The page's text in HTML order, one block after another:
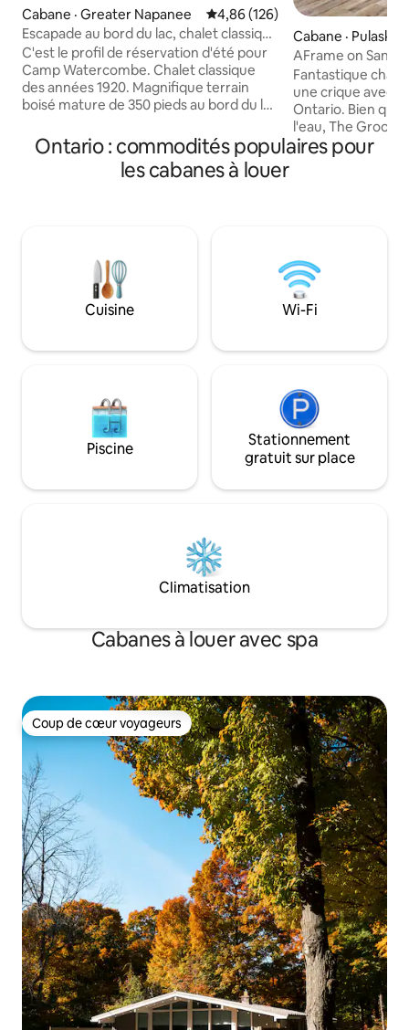
Cabane · Greater Napanee Note moyenne de 4,86 sur 5,
4,86 (126)
Escapade au bord du lac, chalet classique
des années 1920 avec plage
C'est le profil de réservation d'été pour
Camp Watercombe. Chalet classique
des années 1920. Magnifique terrain
boisé mature de 350 pieds au bord du lac
aux chiens! Au coucher du soleil, prenez
un verre de vin pour admirer les
incroyables vues sur l'eau depuis votre
à l'intérieur et détendez-vous devant le
lac avec le poêle à bois. Explorez les
fermes locales, les brasseries et les
vignobles, ainsi que les nombreux
proximité
Cabane · Pulaski
AFrame on
sans frais de
Fantastique
une crique avec
Ontario. Bien qu'il
l'eau, The
deux pas du
d'une descente
moyennant des
Le Groove A
adaptée au
du cannabis
FUMER DU
Ontario : commodités populaires pour
les cabanes à louer
Cuisine Wi-Fi
Piscine
Stationnement
gratuit sur place
Climatisation
Cabanes à louer avec spa
Coup de cœur voyageurs
Coup de cœur voyageurs